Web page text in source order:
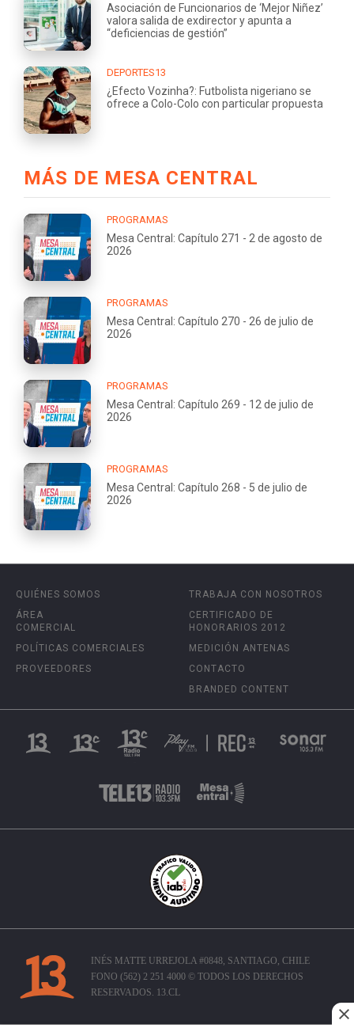
Asociación de Funcionarios de ‘Mejor Niñez’
valora salida de exdirector y apunta a
“deficiencias de gestión”
DEPORTES13
¿Efecto Vozinha?: Futbolista nigeriano se
ofrece a Colo-Colo con particular propuesta
MÁS DE MESA CENTRAL
PROGRAMAS
Mesa Central: Capítulo 271 - 2 de agosto de
2026
PROGRAMAS
Mesa Central: Capítulo 270 - 26 de julio de
2026
PROGRAMAS
Mesa Central: Capítulo 269 - 12 de julio de
2026
PROGRAMAS
Mesa Central: Capítulo 268 - 5 de julio de
2026
QUIÉNES SOMOS
ÁREA
COMERCIAL
POLÍTICAS COMERCIALES
PROVEEDORES
TRABAJA CON NOSOTROS
CERTIFICADO DE
HONORARIOS 2012
MEDICIÓN ANTENAS
CONTACTO
BRANDED CONTENT
INÉS MATTE URREJOLA #0848, SANTIAGO, CHILE
FONO (562) 2 251 4000 © TODOS LOS DERECHOS
RESERVADOS. 13.CL